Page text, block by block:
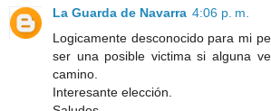
La Guarda de Navarra 4:06 p. m.
Logicamente desconocido para mi
ser una posible victima si alguna
camino.
Interesante elección.